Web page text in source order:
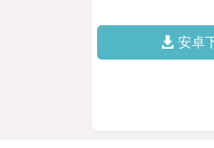
安卓